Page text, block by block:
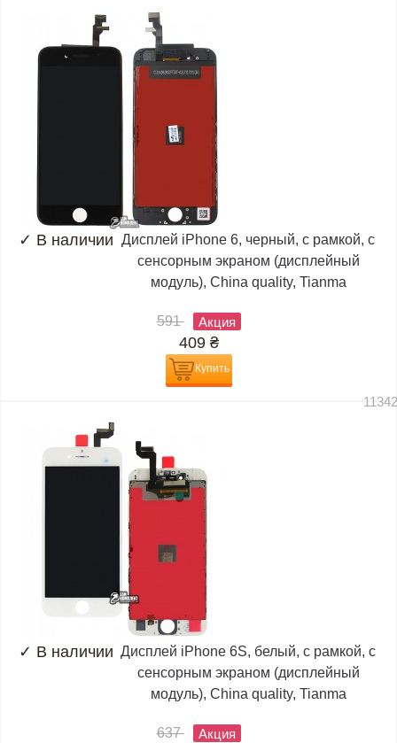
✓ В наличии Дисплей iPhone 6, черный, с рамкой, с
сенсорным экраном (дисплейный
модуль), China quality, Tianma
591 Акция
409 ₴
Купить
✓ В наличии Дисплей iPhone 6S, белый, с рамкой, с
сенсорным экраном (дисплейный
модуль), China quality, Tianma
637 Акция